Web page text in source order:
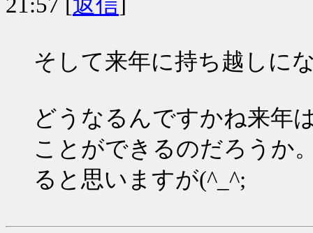
そして来年に持ち越しに
どうなるんですかね来年
ことができるのだろうか
ると思いますが(^_^;